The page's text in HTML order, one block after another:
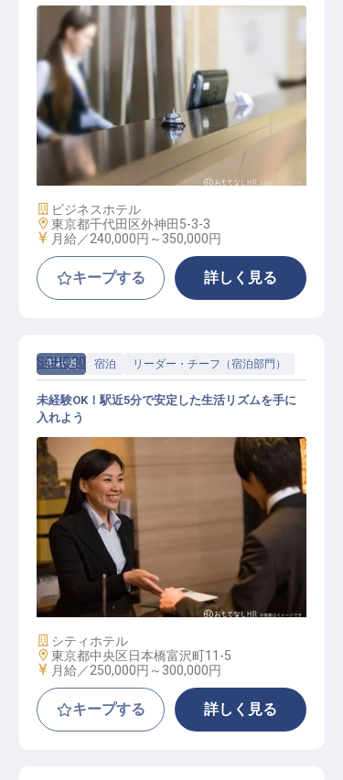
フロント
施設業態
ビジネスホテル
勤務地
東京都千代田区外神田5-3-3
給与
月給／240,000円～ 350,000円
キープする 詳しく見る
正社員 宿泊 リーダー・チーフ（宿泊部門）
宿泊主任
SOHO30
未経験OK！駅近5分で安定した生活リズムを手に
入れよう
施設業態
シティホテル
勤務地
東京都中央区日本橋富沢町11-5
給与
月給／250,000円～ 300,000円
キープする 詳しく見る